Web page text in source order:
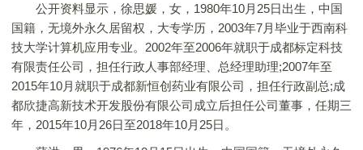
公开资料显示，徐思媛，女，1980年10月25日出生，中国
国籍，无境外永久居留权，大专学历，2003年7月毕业于西南科
技大学计算机应用专业。2002年至2006年就职于成都标定科技
有限责任公司，担任行政人事部经理、总经理助理;2007年至
2015年10月就职于成都新恒创药业有限公司，担任行政副总;成
都欣捷高新技术开发股份有限公司成立后担任公司董事，任期三
年，2015年10月26日至2018年10月25日。